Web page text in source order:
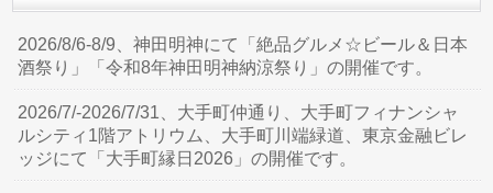
2026/8/6-8/9、神田明神にて「絶品グルメ☆ビール＆日本
酒祭り」「令和8年神田明神納涼祭り」の開催です。
2026/7/-2026/7/31、大手町仲通り、大手町フィナンシャ
ルシティ1階アトリウム、大手町川端緑道、東京金融ビレ
ッジにて「大手町縁日2026」の開催です。